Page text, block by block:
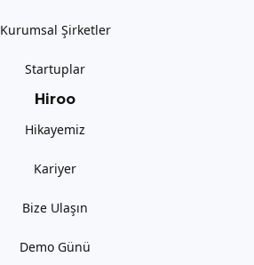
Kurumsal Şirketler
Startuplar
Hiroo
Hikayemiz
Kariyer
Bize Ulaşın
Demo Günü